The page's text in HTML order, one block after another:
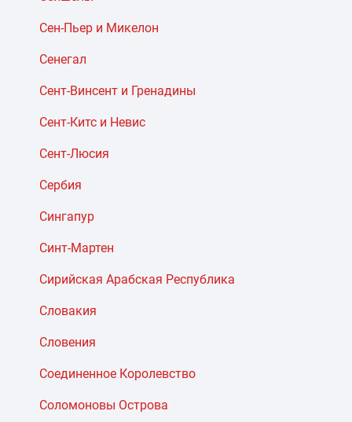
Сен-Пьер и Микелон
Сенегал
Сент-Винсент и Гренадины
Сент-Китс и Невис
Сент-Люсия
Сербия
Сингапур
Синт-Мартен
Сирийская Арабская Республика
Словакия
Словения
Соединенное Королевство
Соломоновы Острова